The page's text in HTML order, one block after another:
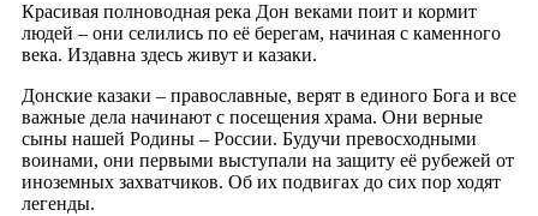
Красивая полноводная река Дон веками поит и кормит
людей – они селились по её берегам, начиная с каменного
века. Издавна здесь живут и казаки.
Донские казаки – православные, верят в единого Бога и все
важные дела начинают с посещения храма. Они верные
сыны нашей Родины – России. Будучи превосходными
воинами, они первыми выступали на защиту её рубежей от
иноземных захватчиков. Об их подвигах до сих пор ходят
легенды.